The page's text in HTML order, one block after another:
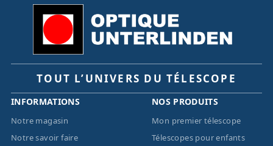
TOUT L’UNIVERS DU TÉLESCOPE
INFORMATIONS
Notre magasin
Notre savoir faire
NOS PRODUITS
Mon premier télescope
Télescopes pour enfants